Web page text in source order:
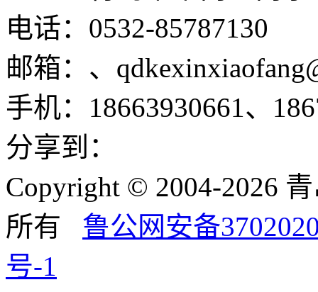
电话：0532-85787130
邮箱：、
手机：18663930661、
分享到：
Copyright © 2004-2026
所有 鲁公网安备
号-1